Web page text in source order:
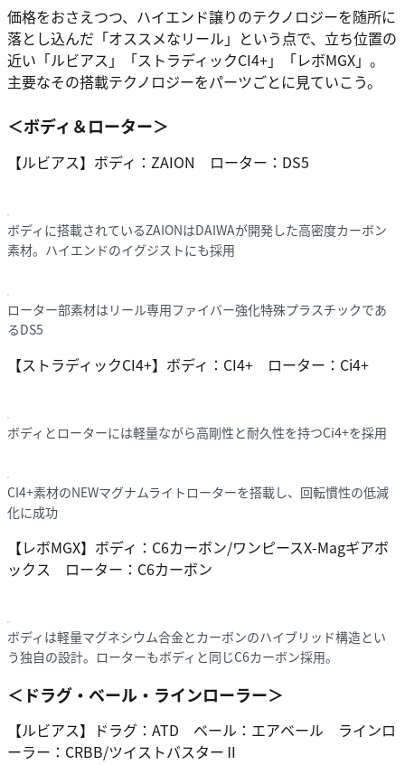
価格をおさえつつ、ハイエンド譲りのテクノロジーを随所に
落とし込んだ 「オススメなリール」 という点で、立ち位置の
近い「ルビアス」「ストラディックCI4+」「レボMGX」。
主要なその搭載テクノロジーをパーツごとに見ていこう。
＜ボディ＆ローター＞
【ルビアス】ボディ：ZAION ローター：DS5
ボディに搭載されているZAIONはDAIWAが開発した高密度カーボン
素材。ハイエンドのイグジストにも採用
ローター部素材はリール専用ファイバー強化特殊プラスチックであ
るDS5
【ストラディックCI4+】ボディ：CI4+ ローター：Ci4+
ボディとローターには軽量ながら高剛性と耐久性を持つCi4+を採用
CI4+素材のNEWマグナムライトローターを搭載し、回転慣性の低減
化に成功
【レボMGX】ボディ：C6カーボン/ワンピースX-Magギアボ
ックス ローター：C6カーボン
ボディは軽量マグネシウム合金とカーボンのハイブリッド構造とい
う独自の設計。ローターもボディと同じC6カーボン採用。
＜ドラグ・ベール・ラインローラー＞
【ルビアス】ドラグ：ATD ベール：エアベール ラインロ
ーラー：CRBB/ツイストバスターⅡ